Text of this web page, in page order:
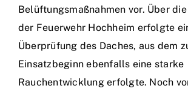
Belüftungsmaßnahmen vor. Über
der Feuerwehr Hochheim erfolgte
Überprüfung des Daches, aus dem
Einsatzbeginn ebenfalls eine starke
Rauchentwicklung erfolgte. Noch